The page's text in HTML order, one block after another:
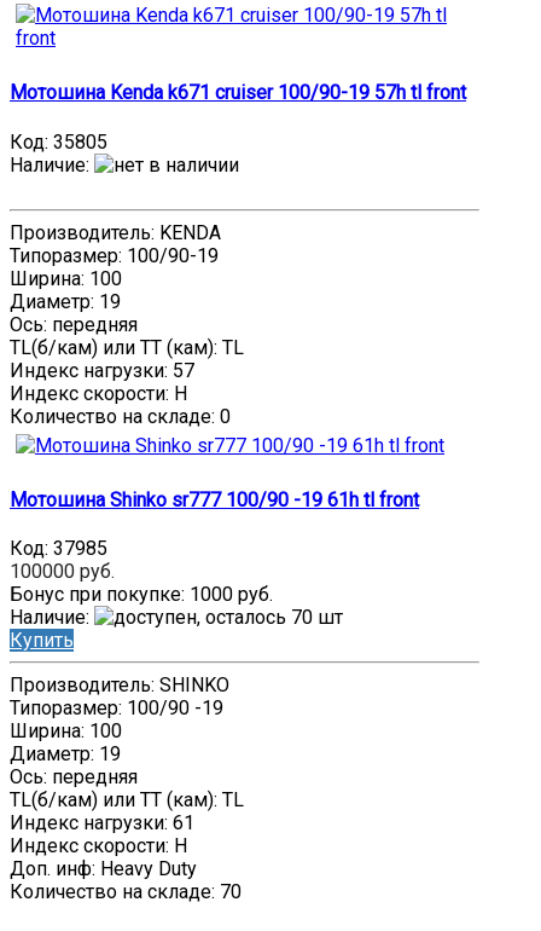
Мотошина Kenda k671 cruiser 100/90-19 57h tl front
Код: 35805
Наличие:
Производитель: KENDA
Типоразмер: 100/90-19
Ширина: 100
Диаметр: 19
Ось: передняя
TL(б/кам) или TT (кам): TL
Индекс нагрузки: 57
Индекс скорости: H
Количество на складе: 0
Мотошина Shinko sr777 100/90 -19 61h tl front
Код: 37985
100000 руб.
Бонус при покупке: 1000 руб.
Наличие:
Купить
Производитель: SHINKO
Типоразмер: 100/90 -19
Ширина: 100
Диаметр: 19
Ось: передняя
TL(б/кам) или TT (кам): TL
Индекс нагрузки: 61
Индекс скорости: H
Доп. инф: Heavy Duty
Количество на складе: 70